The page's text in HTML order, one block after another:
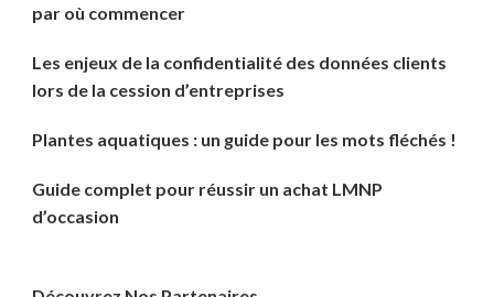
par où commencer
Les enjeux de la confidentialité des données clients
lors de la cession d’entreprises
Plantes aquatiques : un guide pour les mots fléchés !
Guide complet pour réussir un achat LMNP
d’occasion